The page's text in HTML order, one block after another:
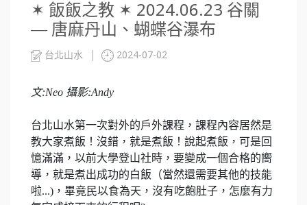
✶ 飯飯之教 ✶ 2024.06.23 谷關
— 唐麻丹山、蝴蝶谷瀑布
台北山水 2024-07-02
文:Neo 攝影:Andy
台北山水第一次對外的戶外課程，課程內容居然是
教大家煮飯！沒錯，就是煮飯！說起煮飯，可是回
憶滿滿，以前大學登山社時，要變成一個合格的嚮
導，就是煮出成功的白飯（當然還需要其他的技能
啦...)，畢竟民以食為天，沒有吃飽肚子，怎麼有力